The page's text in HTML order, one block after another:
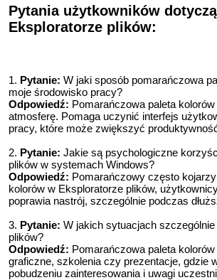
Pytania użytkowników
Eksploratorze plików:
1. Pytanie: W jaki sposób pomarańczowa
moje środowisko pracy?
Odpowiedź: Pomarańczowa paleta
atmosferę. Pomaga uczynić interfejs
pracy, które może zwiększyć
2. Pytanie: Jakie są psychologiczne
plików w systemach Windows?
Odpowiedź: Pomarańczowy często
kolorów w Eksploratorze plików,
poprawia nastrój, szczególnie podczas
3. Pytanie: W jakich sytuacjach
plików?
Odpowiedź: Pomarańczowa paleta
graficzne, szkolenia czy prezentacje, gdzie
pobudzeniu zainteresowania i uwagi